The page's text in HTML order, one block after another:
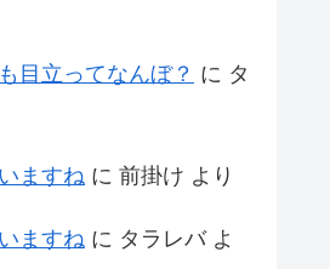
目立ってなんぼ？ に タ
ますね に 前掛け より
ますね に タラレバよ